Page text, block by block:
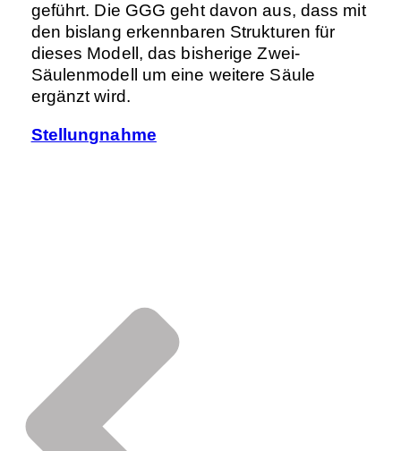
geführt. Die GGG geht davon aus, dass mit
den bislang erkennbaren Strukturen für
dieses Modell, das bisherige Zwei-
Säulenmodell um eine weitere Säule
ergänzt wird.
Stellungnahme